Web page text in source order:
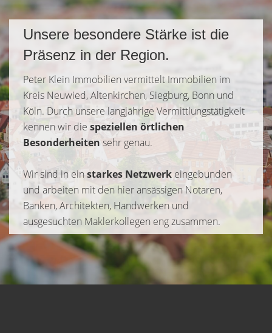
Unsere besondere Stärke ist die
Präsenz in der Region.
Peter Klein Immobilien vermittelt Immobilien im
Kreis Neuwied, Altenkirchen, Siegburg, Bonn und
Köln. Durch unsere langjährige Vermittlungstätigkeit
kennen wir die speziellen örtlichen
Besonderheiten sehr genau.
Wir sind in einstarkes Netzwerk eingebunden
und arbeiten mit den hier ansässigen Notaren,
Banken, Architekten, Handwerken und
ausgesuchten Maklerkollegen eng zusammen.